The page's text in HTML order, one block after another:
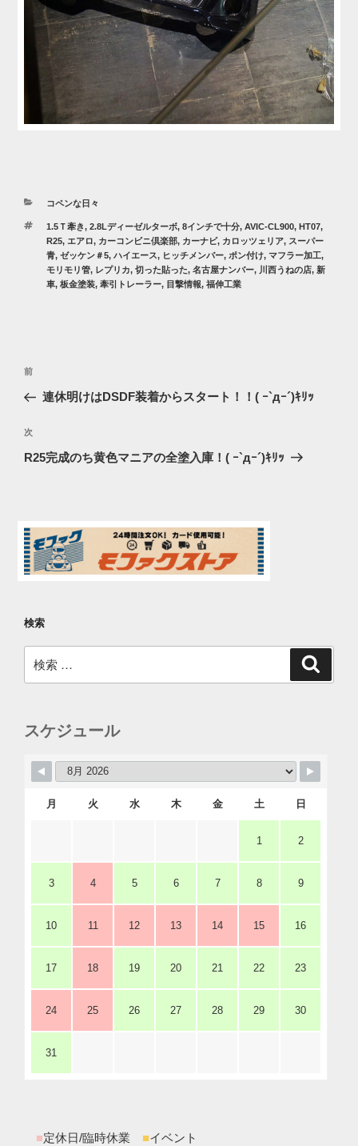
カ
ゴ
リ
ー
コペンな日々
タ
グ
1.5Ｔ牽き, 2.8Lディーゼルターボ, 8インチで十分, AVIC-CL900, HT07,
R25, エアロ, カーコンビニ倶楽部, カーナビ, カロッツェリア, スーパー
青, ゼッケン＃5, ハイエース, ヒッチメンバー, ポン付け, マフラー加工,
モリモリ管, レプリカ, 切った貼った, 名古屋ナンバー, 川西うねの店, 新
車, 板金塗装, 牽引トレーラー, 目撃情報, 福伸工業
投
ナ
ビ
ゲ
ン
過
去
投
前
連休明けはDSDF装着からスタート！！( ｰ`дｰ´)ｷﾘｯ
次
の
次
R25完成のち黄色マニアの全塗入庫！( ｰ`дｰ´)ｷﾘｯ
検索
索:
スケジュール
月 火 水 木 金 土 日
1 2
3 4 5 6 7 8 9
10 11 12 13 14 15 16
17 18 19 20 21 22 23
24 25 26 27 28 29 30
31
■定休日/臨時休業 ■イベント